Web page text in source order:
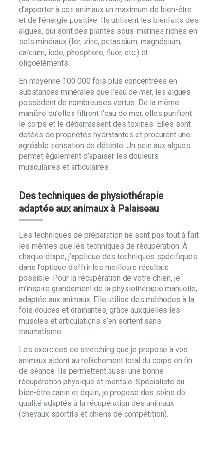
d’apporter à ces animaux un maximum de bien-être
et de l’énergie positive. Ils utilisent les bienfaits des
algues, qui sont des plantes sous-marines riches en
sels minéraux (fer, zinc, potassium, magnésium,
calcium, iode, phosphore, fluor, etc.) et
oligoéléments.
En moyenne 100 000 fois plus concentrées en
substances minérales que l’eau de mer, les algues
possèdent de nombreuses vertus. De la même
manière qu’elles filtrent l’eau de mer, elles purifient
le corps et le débarrassent des toxines. Elles sont
dotées de propriétés hydratantes et procurent une
agréable sensation de détente. Un soin aux algues
permet également d’apaiser les douleurs
musculaires et articulaires.
Des techniques de physiothérapie
adaptée aux animaux à Palaiseau
Les techniques de préparation ne sont pas tout à fait
les mêmes que les techniques de récupération. À
chaque étape, j’applique des techniques spécifiques
dans l’optique d’offrir les meilleurs résultats
possible. Pour la récupération de votre chien, je
m’inspire grandement de la physiothérapie manuelle,
adaptée aux animaux. Elle utilise des méthodes à la
fois douces et drainantes, grâce auxquelles les
muscles et articulations s’en sortent sans
traumatisme.
Les exercices de stretching que je propose à vos
animaux aident au relâchement total du corps en fin
de séance. Ils permettent aussi une bonne
récupération physique et mentale. Spécialiste du
bien-être canin et équin, je propose des soins de
qualité adaptés à la récupération des animaux
(chevaux sportifs et chiens de compétition).